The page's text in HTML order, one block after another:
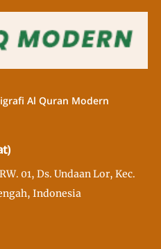
Al Quran Modern
01, Ds. Undaan Lor, Kec.
Indonesia